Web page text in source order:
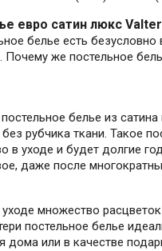
евро сатин люкс
белье есть безусловно
же постельное
белье из сатина
рубчика ткани. Такое
в уходе и будет долгие
даже после
множество
постельное белье
дома или в качестве